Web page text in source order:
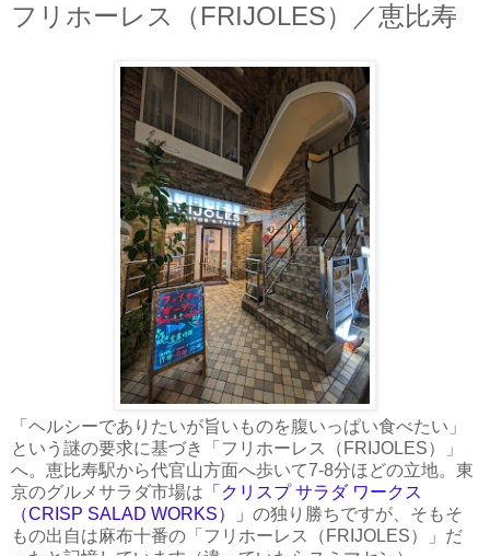
フリホーレス（FRIJOLES）／恵比寿
「ヘルシーでありたいが旨いものを腹いっぱい食べたい」
という謎の要求に基づき「フリホーレス（FRIJOLES）」
へ。恵比寿駅から代官山方面へ歩いて7-8分ほどの立地。東
京のグルメサラダ市場は 「クリスプ サラダ ワークス
（CRISP SALAD WORKS）」 の独り勝ちですが、そもそ
もの出自は麻布十番の「フリホーレス（FRIJOLES）」だ